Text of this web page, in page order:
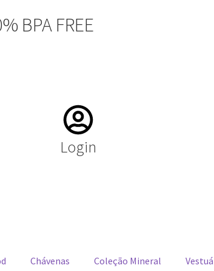
BPA FREE
Login
Chávenas Coleção Mineral